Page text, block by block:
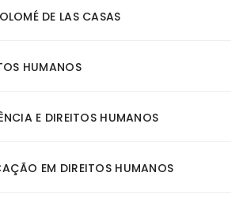
DE LAS CASAS
HUMANOS
E DIREITOS HUMANOS
EM DIREITOS HUMANOS